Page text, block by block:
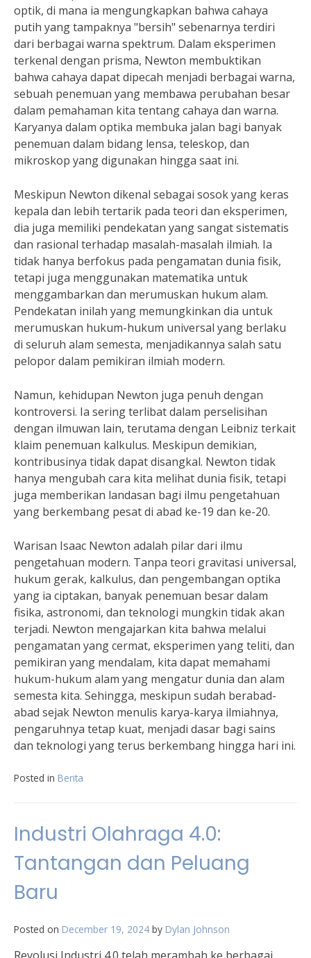
optik, di mana ia mengungkapkan bahwa cahaya
putih yang tampaknya "bersih" sebenarnya terdiri
dari berbagai warna spektrum. Dalam eksperimen
terkenal dengan prisma, Newton membuktikan
bahwa cahaya dapat dipecah menjadi berbagai warna,
sebuah penemuan yang membawa perubahan besar
dalam pemahaman kita tentang cahaya dan warna.
Karyanya dalam optika membuka jalan bagi banyak
penemuan dalam bidang lensa, teleskop, dan
mikroskop yang digunakan hingga saat ini.
Meskipun Newton dikenal sebagai sosok yang keras
kepala dan lebih tertarik pada teori dan eksperimen,
dia juga memiliki pendekatan yang sangat sistematis
dan rasional terhadap masalah-masalah ilmiah. Ia
tidak hanya berfokus pada pengamatan dunia fisik,
tetapi juga menggunakan matematika untuk
menggambarkan dan merumuskan hukum alam.
Pendekatan inilah yang memungkinkan dia untuk
merumuskan hukum-hukum universal yang berlaku
di seluruh alam semesta, menjadikannya salah satu
pelopor dalam pemikiran ilmiah modern.
Namun, kehidupan Newton juga penuh dengan
kontroversi. Ia sering terlibat dalam perselisihan
dengan ilmuwan lain, terutama dengan Leibniz terkait
klaim penemuan kalkulus. Meskipun demikian,
kontribusinya tidak dapat disangkal. Newton tidak
hanya mengubah cara kita melihat dunia fisik, tetapi
juga memberikan landasan bagi ilmu pengetahuan
yang berkembang pesat di abad ke-19 dan ke-20.
Warisan Isaac Newton adalah pilar dari ilmu
pengetahuan modern. Tanpa teori gravitasi universal,
hukum gerak, kalkulus, dan pengembangan optika
yang ia ciptakan, banyak penemuan besar dalam
fisika, astronomi, dan teknologi mungkin tidak akan
terjadi. Newton mengajarkan kita bahwa melalui
pengamatan yang cermat, eksperimen yang teliti, dan
pemikiran yang mendalam, kita dapat memahami
hukum-hukum alam yang mengatur dunia dan alam
semesta kita. Sehingga, meskipun sudah berabad-
abad sejak Newton menulis karya-karya ilmiahnya,
pengaruhnya tetap kuat, menjadi dasar bagi sains
dan teknologi yang terus berkembang hingga hari ini.
Posted in Berita
Industri Olahraga 4.0:
Tantangan dan Peluang
Baru
Posted on December 19, 2024 by Dylan Johnson
Revolusi Industri 4.0 telah merambah ke berbagai